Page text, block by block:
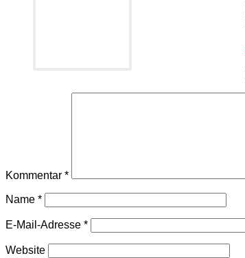
Kommentar *
Name *
E-Mail-Adresse *
Website